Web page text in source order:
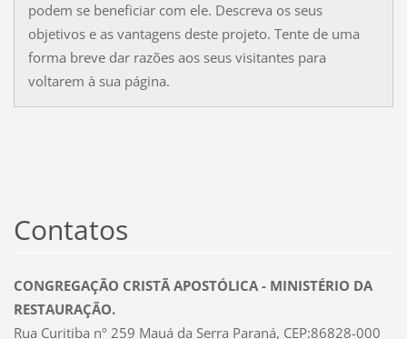
podem se beneficiar com ele. Descreva os seus
objetivos e as vantagens deste projeto. Tente de uma
forma breve dar razões aos seus visitantes para
voltarem à sua página.
Contatos
CONGREGAÇÃO CRISTÃ APOSTÓLICA - MINISTÉRIO DA
RESTAURAÇÃO.
Rua Curitiba nº 259 Mauá da Serra Paraná, CEP:86828-000